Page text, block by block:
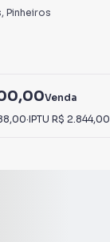
, Pinheiros
Venda
·IPTU R$ 2.844,00